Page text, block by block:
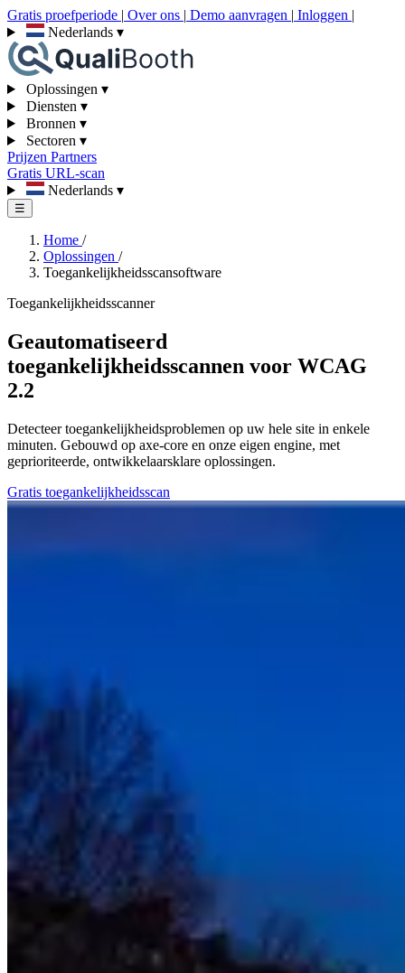
Gratis proefperiode | Over ons | Demo aanvragen | Inloggen |
Nederlands ▾
Oplossingen ▾
Diensten ▾
Bronnen ▾
Sectoren ▾
Prijzen Partners
Gratis URL-scan
Nederlands ▾
☰
Home /
Oplossingen /
Toegankelijkheidsscansoftware
Toegankelijkheidsscanner
Geautomatiseerd
toegankelijkheidsscannen voor WCAG
2.2
Detecteer toegankelijkheidsproblemen op uw hele site in enkele
minuten. Gebouwd op axe-core en onze eigen engine, met
geprioriteerde, ontwikkelaarsklare oplossingen.
Gratis toegankelijkheidsscan